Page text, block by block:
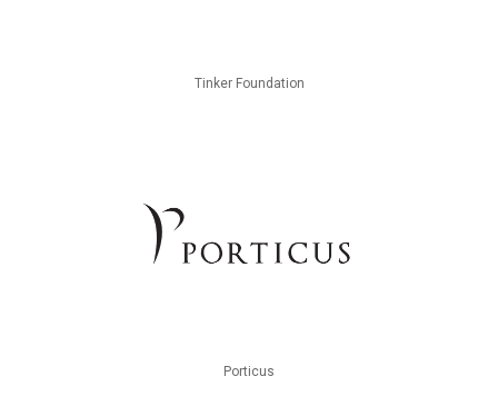
Tinker Foundation
Porticus